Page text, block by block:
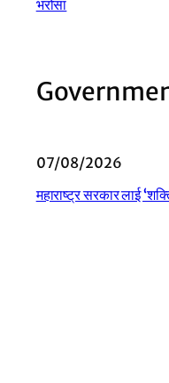
भरोसा
07/08/2026
महाराष्ट्र सरकार लाई